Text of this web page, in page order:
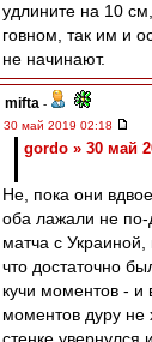
удлините на 10
говном, так им и
не начинают.
mifta -
30 май 2019 02:18
gordo » 30 май
Не, пока они
оба лажали не по-
матча с Украиной,
что достаточно
кучи моментов - и
моментов дуру не